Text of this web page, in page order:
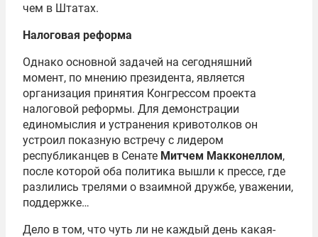
чем в Штатах.
Налоговая реформа
Однако основной задачей на сегодняшний
момент, по мнению президента, является
организация принятия Конгрессом проекта
налоговой реформы. Для демонстрации
единомыслия и устранения кривотолков он
устроил показную встречу с лидером
республиканцев в Сенате Митчем Макконеллом,
после которой оба политика вышли к прессе, где
разлились трелями о взаимной дружбе, уважении,
поддержке…
Дело в том, что чуть ли не каждый день какая-